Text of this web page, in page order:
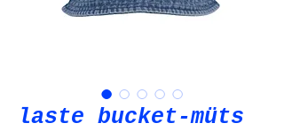
laste bucket-müts